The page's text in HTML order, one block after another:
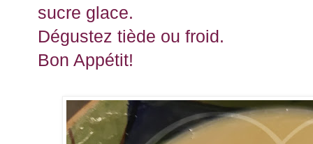
sucre glace.
Dégustez tiède ou froid.
Bon Appétit!